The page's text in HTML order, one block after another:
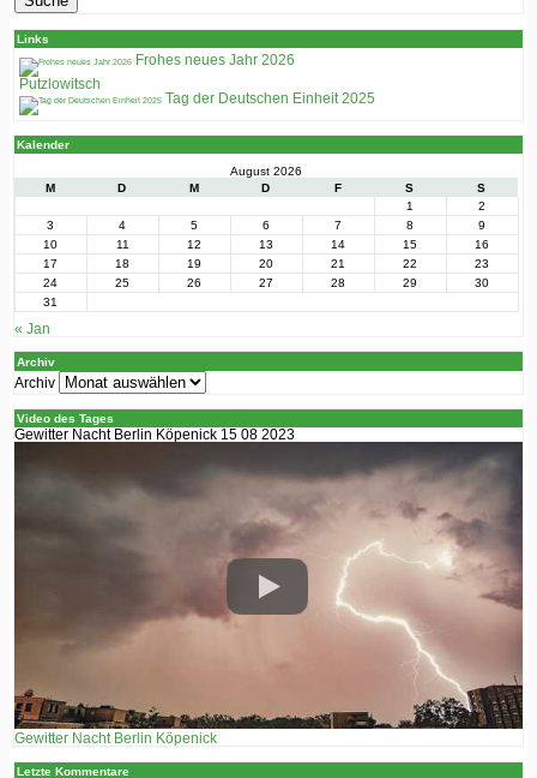
Links
Frohes neues Jahr 2026
Putzlowitsch
Tag der Deutschen Einheit 2025
Kalender
August 2026
M
D M D F S
S
1
2
3
4 5 6 7 8
9
10
11 12 13 14 15
16
17
18 19 20 21 22
23
24
25 26 27 28 29
30
31
« Jan
Archiv
Archiv
Video des Tages
Gewitter Nacht Berlin Köpenick 15 08 2023
Gewitter Nacht Berlin Köpenick
Letzte Kommentare